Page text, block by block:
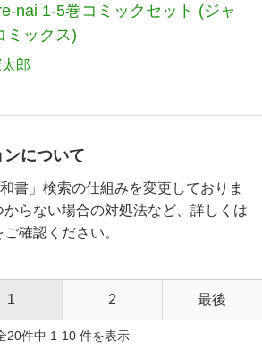
nai 1-5巻コミックセット (ジャ
ミックス)
郎
について
書」検索の仕組みを変更しておりま
らない場合の対処法など、詳しくは
ご確認ください。
1 2 最後
20件中 1-10 件を表示